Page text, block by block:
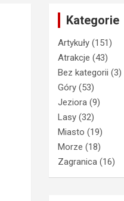
Kategorie
Artykuły (151)
Atrakcje (43)
Bez kategorii (3)
Góry (53)
Jeziora (9)
Lasy (32)
Miasto (19)
Morze (18)
Zagranica (16)